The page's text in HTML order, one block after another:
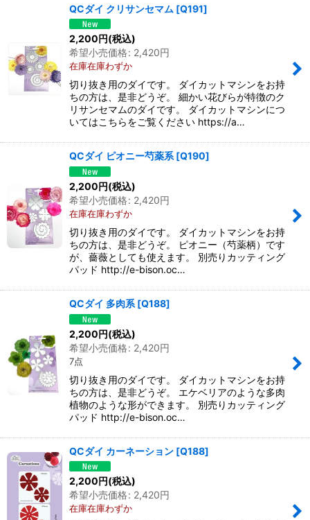
QCダイ クリサンセマム [Q191]
2,200円(税込)
希望小売価格: 2,420円
在庫在庫わずか
切り抜き用のダイです。 ダイカットマシンをお持
ちの方は、是非どうぞ。 細かい花びらが特徴のク
リサンセマムのダイです。 ダイカットマシンにつ
いてはこちらをご覧ください https://a…
QCダイ ピオニー芍薬系 [Q190]
2,200円(税込)
希望小売価格: 2,420円
在庫在庫わずか
切り抜き用のダイです。 ダイカットマシンをお持
ちの方は、是非どうぞ。 ピオニー（芍薬柄）です
が、薔薇としても使えます。 別売りカッティング
パッド http://e-bison.oc…
QCダイ 多肉系 [Q188]
2,200円(税込)
希望小売価格: 2,420円
7点
切り抜き用のダイです。 ダイカットマシンをお持
ちの方は、是非どうぞ。 エケベリアのような多肉
植物のような形ができます。 別売りカッティング
パッド http://e-bison.oc…
QCダイ カーネーション [Q188]
2,200円(税込)
希望小売価格: 2,420円
在庫在庫わずか